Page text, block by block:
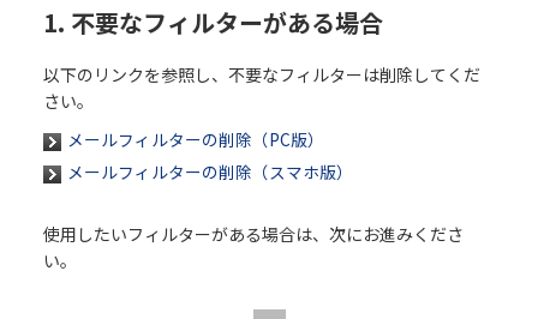
1. 不要なフィルターがある場合
以下のリンクを参照し、不要なフィルターは削除してくだ
さい。
メールフィルターの削除（PC版）
メールフィルターの削除（スマホ版）
使用したいフィルターがある場合は、次にお進みくださ
い。